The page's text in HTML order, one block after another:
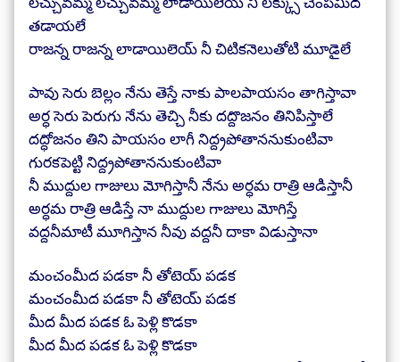
తడాయలే
రాజన్న రాజన్న లాడాయిలెయ్ నీ చిటికనెలుతోటి మూడైలే
పావు సెరు బెల్లం నేను తెస్తే నాకు పాలపాయసం తాగిస్తావా
అర్ధ సెరు పెరుగు నేను తెచ్చి నీకు దద్దొజనం తినిపిస్తాలే
దద్ధోజనం తిని పాయసం లాగీ నిద్ద్రపోతాననుకుంటివా
గురకపెట్టి నిద్ద్రపోతాననుకుంటివా
నీ ముద్దుల గాజులు మోగిస్తానీ నేను అర్ధమ రాత్రి ఆడిస్తానీ
అర్ధమ రాత్రి ఆడిస్తే నా ముద్దుల గాజులు మోగిస్తే
వద్దనీమాటీ మూగిస్తాన నీవు వద్దనీ దాకా విడుస్తానా
మంచంమీద పడకా నీ తోటెయ్ పడక
మంచంమీద పడకా నీ తోటెయ్ పడక
మీద మీద పడక ఓ పెళ్లి కొడకా
మీద మీద పడక ఓ పెళ్లి కొడకా